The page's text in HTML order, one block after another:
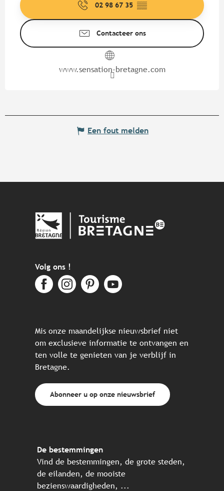
02 98 67 35 ▒▒
Contacteer ons
www.sensation-bretagne.com
Een fout melden
Volg ons !
Mis onze maandelijkse nieuwsbrief niet
om exclusieve informatie te ontvangen en
ten volle te genieten van je verblijf in
Bretagne.
Abonneer u op onze nieuwsbrief
De bestemmingen
Vind de bestemmingen, de grote steden,
de eilanden, de mooiste
bezienswaardigheden, ...